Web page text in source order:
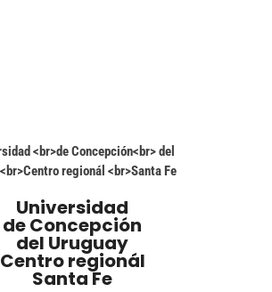
Universidad
de Concepción
del Uruguay
Centro regionál
Santa Fe